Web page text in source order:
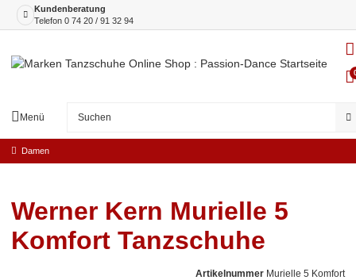
Kundenberatung
Telefon 0 74 20 / 91 32 94
Menü
Damen
Werner Kern Murielle 5
Komfort Tanzschuhe
Artikelnummer Murielle 5 Komfort